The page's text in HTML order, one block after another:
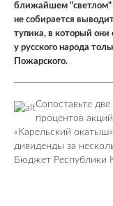
ближайшем "светлом"
не собирается
тупика, в который
у русского народа
Пожарского.
Сопоставьте
процентов
«Карельский
дивиденды за
Бюджет Республики